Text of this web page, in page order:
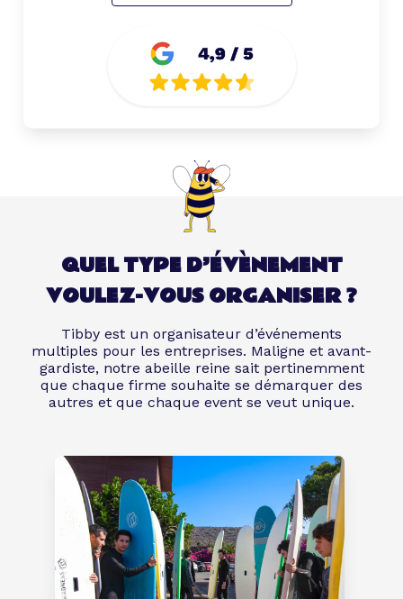
QUEL TYPE D’ÉVÈNEMENT
VOULEZ-VOUS ORGANISER ?
Tibby est un organisateur d’événements
multiples pour les entreprises. Maligne et avant-
gardiste, notre abeille reine sait pertinemment
que chaque firme souhaite se démarquer des
autres et que chaque event se veut unique.